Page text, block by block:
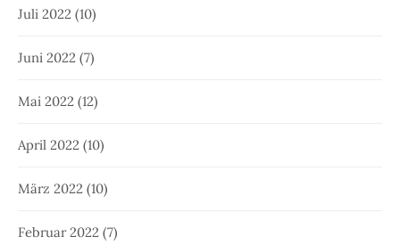
Juli 2022 (10)
Juni 2022 (7)
Mai 2022 (12)
April 2022 (10)
März 2022 (10)
Februar 2022 (7)